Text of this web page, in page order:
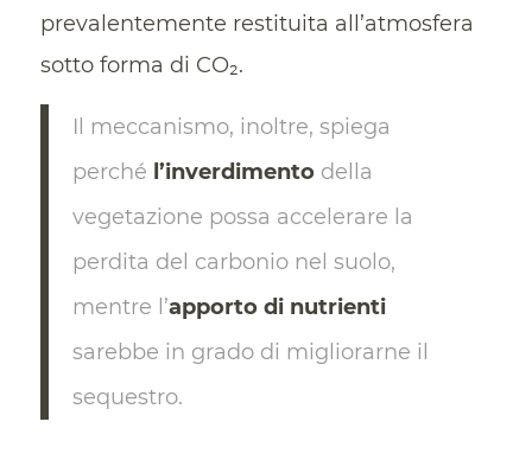
prevalentemente restituita all’atmosfera
sotto forma di CO₂.
Il meccanismo, inoltre, spiega
perché l’inverdimentodella
vegetazione possa accelerare la
perdita del carbonio nel suolo,
mentre l’apporto di nutrienti
sarebbe in grado di migliorarne il
sequestro.